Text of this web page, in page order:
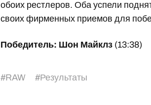
обоих рестлеров. Оба успели
своих фирменных приемов для
Победитель: Шон Майклз (13:38)
#RAW #Результаты